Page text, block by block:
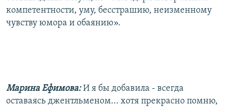
компетентности, уму, бесстрашию, неизменному
чувству юмора и обаянию».
Марина Ефимова:И я бы добавила - всегда
оставаясь джентльменом... хотя прекрасно помню,